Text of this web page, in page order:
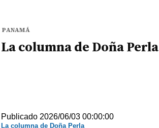
PANAMÁ
La columna de Doña Perla
Publicado 2026/06/03 00:00:00
La columna de Doña Perla